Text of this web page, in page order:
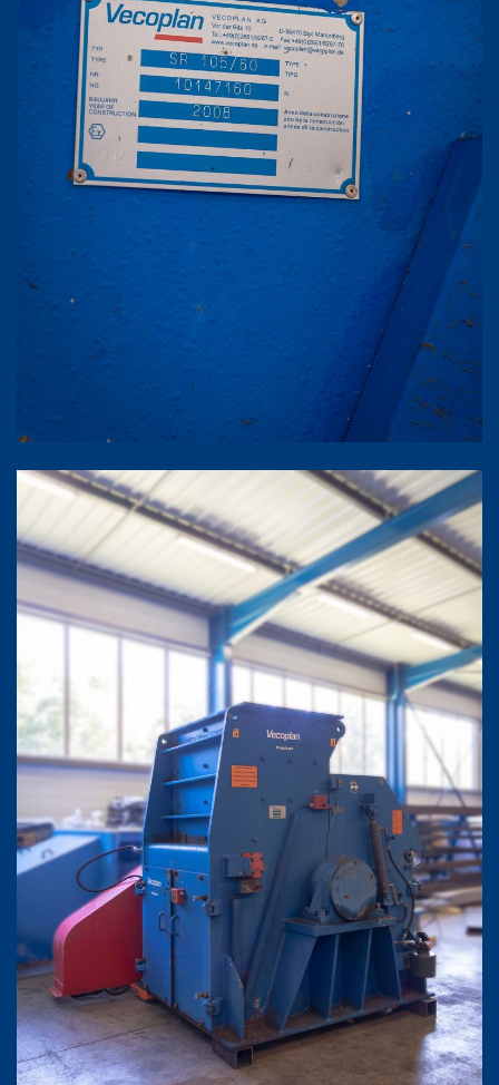
Agrandir
Agrandir